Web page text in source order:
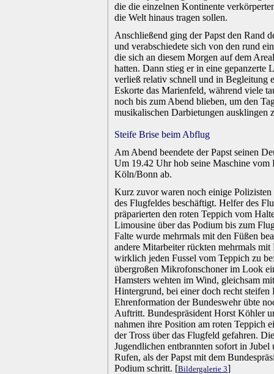
die die einzelnen Kontinente
die Welt hinaus tragen sollen.
Anschließend ging der Papst den Rand
und verabschiedete sich von den rund
die sich an diesem Morgen auf dem
hatten. Dann stieg er in eine gepanzerte
verließ relativ schnell und in Begleitung
Eskorte das Marienfeld, während viele
noch bis zum Abend blieben, um den
musikalischen Darbietungen ausklingen
Steife Brise beim Abflug
Am Abend beendete der Papst seinen
Um 19.42 Uhr hob seine Maschine vom
Köln/Bonn ab.
Kurz zuvor waren noch einige
des Flugfeldes beschäftigt. Helfer des
präparierten den roten Teppich vom
Limousine über das Podium bis zum
Falte wurde mehrmals mit den Füßen
andere Mitarbeiter rückten mehrmals mit
wirklich jeden Fussel vom Teppich zu
übergroßen Mikrofonschoner im Look
Hamsters wehten im Wind, gleichsam
Hintergrund, bei einer doch recht steifen
Ehrenformation der Bundeswehr übte
Auftritt. Bundespräsident Horst Köhler
nahmen ihre Position am roten Teppich
der Tross über das Flugfeld gefahren.
Jugendlichen entbrannten sofort in Jubel
Rufen, als der Papst mit dem
Podium schritt. [Bildergalerie 3]